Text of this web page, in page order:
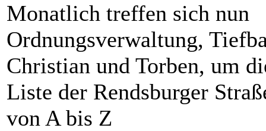
Monatlich treffen sich nun
Ordnungsverwaltung,
Christian und Torben, um
Liste der Rendsburger
von A bis Z